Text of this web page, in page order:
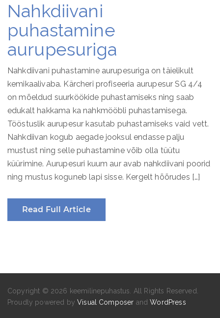
Nahkdiivani
puhastamine
aurupesuriga
Nahkdiivani puhastamine aurupesuriga on täielikult
kemikaalivaba. Kärcheri profiseeria aurupesur SG 4/4
on mõeldud suurköökide puhastamiseks ning saab
edukalt hakkama ka nahkmööbli puhastamisega.
Tööstuslik aurupesur kasutab puhastamiseks vaid vett.
Nahkdiivan kogub aegade jooksul endasse palju
mustust ning selle puhastamine võib olla tüütu
küürimine. Aurupesuri kuum aur avab nahkdiivani poorid
ning mustus koguneb lapi sisse. Kergelt hõõrudes […]
Read Full Article
Copyright © 2026 keemilinepuhastus. All Rights Reserved.
Proudly powered byVisual Composer andWordPress